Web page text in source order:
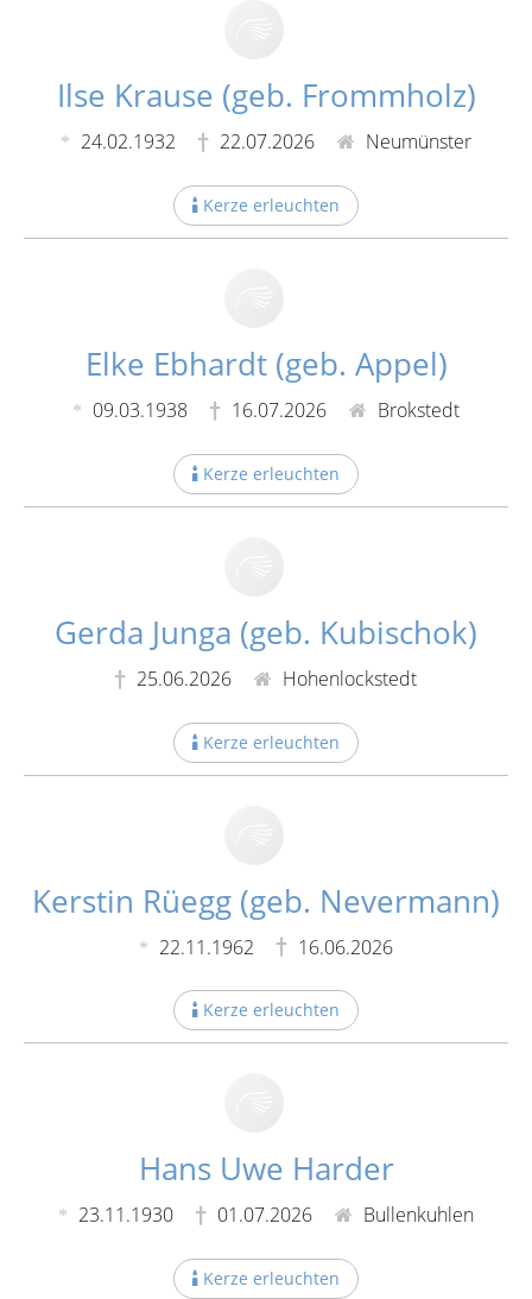
Ilse Krause (geb. Frommholz)
24.02.1932 22.07.2026 Neumünster
Kerze erleuchten
Elke Ebhardt (geb. Appel)
09.03.1938 16.07.2026 Brokstedt
Kerze erleuchten
Gerda Junga (geb. Kubischok)
25.06.2026 Hohenlockstedt
Kerze erleuchten
Kerstin Rüegg (geb. Nevermann)
22.11.1962 16.06.2026
Kerze erleuchten
Hans Uwe Harder
23.11.1930 01.07.2026 Bullenkuhlen
Kerze erleuchten